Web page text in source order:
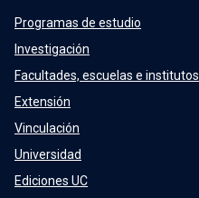
Programas de estudio
Investigación
Facultades, escuelas e institutos
Extensión
Vinculación
Universidad
Ediciones UC